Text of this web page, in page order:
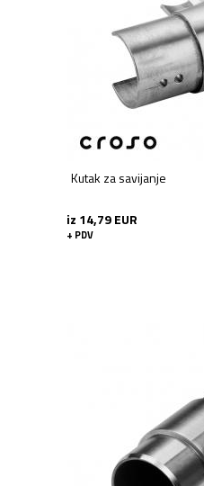
Kutak za savijanje
iz 14,79 EUR
+ PDV